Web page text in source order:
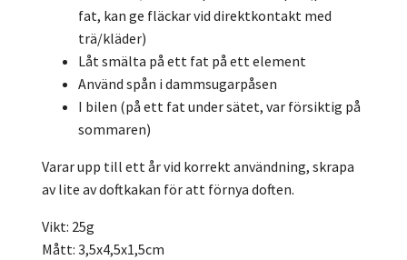
fat, kan ge fläckar vid direktkontakt med
trä/kläder)
Låt smälta på ett fat på ett element
Använd spån i dammsugarpåsen
I bilen (på ett fat under sätet, var försiktig på
sommaren)
Varar upp till ett år vid korrekt användning, skrapa
av lite av doftkakan för att förnya doften.
Vikt: 25g
Mått: 3,5x4,5x1,5cm